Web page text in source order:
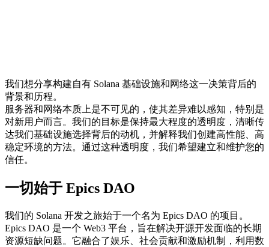
我们想分享构建自有 Solana 基础设施和网络这一决策背后的
背景和历程。
服务器和网络本质上是不可见的，使其差异难以感知，特别是
对新用户而言。我们的目标是保持最大程度的透明度，清晰传
达我们基础设施选择背后的动机，并解释我们创建高性能、高
稳定环境的方法。通过这种透明度，我们希望建立和维护您的
信任。
一切始于 Epics DAO
我们的 Solana 开发之旅始于一个名为 Epics DAO 的项目。
Epics DAO 是一个 Web3 平台，旨在解决开源开发面临的长期
资源短缺问题。它融合了娱乐、社会贡献和激励机制，利用数